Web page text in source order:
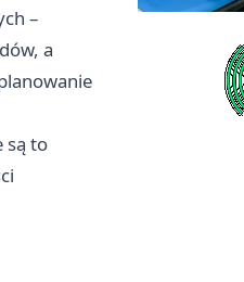
–
a
są to